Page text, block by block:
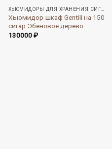
ХЬЮМИДОРЫ ДЛЯ ХРАНЕНИЯ СИГАР
Хьюмидор-шкаф Gentili на 150
сигар Эбеновое дерево
130000₽